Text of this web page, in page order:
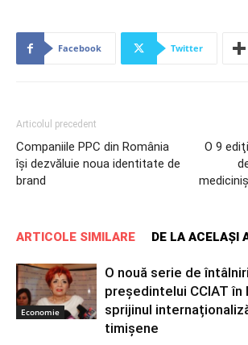
Facebook Twitter
Articolul precedent
Companiile PPC din România
își dezvăluie noua identitate de
brand
O 9
ARTICOLE SIMILARE DE LA ACELAȘI
Economie
O nouă serie de
președintelui CCIAT în
sprijinul
timișene